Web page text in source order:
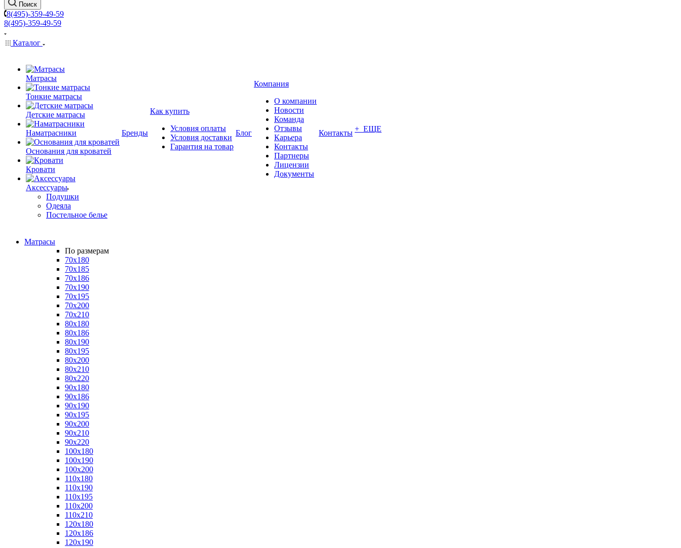
Поиск
8(495)-359-49-59
8(495)-359-49-59
Каталог
Матрасы
Тонкие матрасы
Детские матрасы
Наматрасники
Основания для кроватей
Кровати
Аксессуары
Подушки
Одеяла
Постельное белье
Бренды
Как купить
Условия оплаты
Условия доставки
Гарантия на товар
Блог
Компания
О компании
Новости
Команда
Отзывы
Карьера
Контакты
Партнеры
Лицензии
Документы
Контакты + ЕЩЕ
Матрасы
По размерам
70x180
70x185
70x186
70x190
70x195
70x200
70x210
80x180
80x186
80x190
80x195
80x200
80x210
80x220
90x180
90x186
90x190
90x195
90x200
90x210
90x220
100x180
100x190
100x200
110x180
110x190
110x195
110x200
110x210
120x180
120x186
120x190